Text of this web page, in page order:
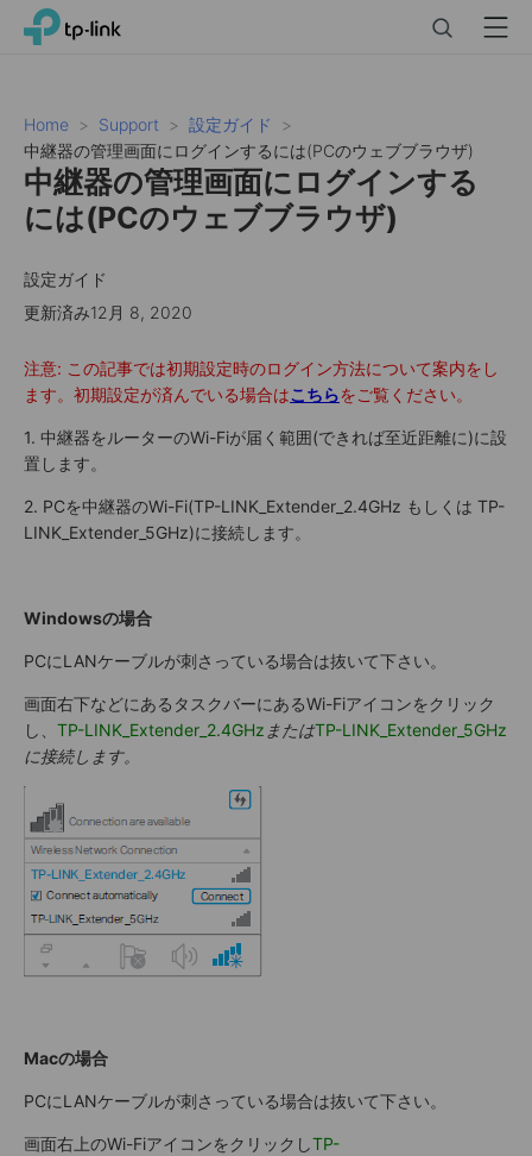
Click
navigation
bar
TP-Link, Reliably Smart Menu
Home Support
設定ガイド
中継器の管理画面にログインするには(PCのウェブブラウザ)
中継器の管理画面にログインする
には(PCのウェブブラウザ)
設定ガイド
更新済み12月 8, 2020
注意: この記事では初期設定時のログイン方法について案内をし
ます。初期設定が済んでいる場合はこちらをご覧ください。
1. 中継器をルーターのWi-Fiが届く範囲(できれば至近距離に)に設
置します。
2. PCを中継器のWi-Fi(TP-LINK_Extender_2.4GHz もしくは TP-
LINK_Extender_5GHz)に接続します。
Windowsの場合
PCにLANケーブルが刺さっている場合は抜いて下さい。
画面右下などにあるタスクバーにあるWi-Fiアイコンをクリック
し、 TP-LINK_Extender_2.4GHz またはTP-LINK_Extender_5GHz
に接続します。
Macの場合
PCにLANケーブルが刺さっている場合は抜いて下さい。
画面右上のWi-FiアイコンをクリックしTP-